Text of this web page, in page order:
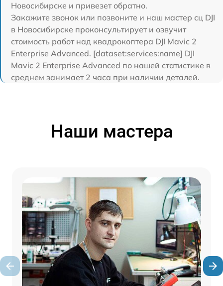
Новосибирске и привезет обратно.
Закажите звонок или позвоните и наш мастер сц DJI
в Новосибирске проконсультирует и озвучит
стоимость работ над квадрокоптера DJI Mavic 2
Enterprise Advanced. [dataset:services:name] DJI
Mavic 2 Enterprise Advanced по нашей статистике в
среднем занимает 2 часа при наличии деталей.
Наши мастера